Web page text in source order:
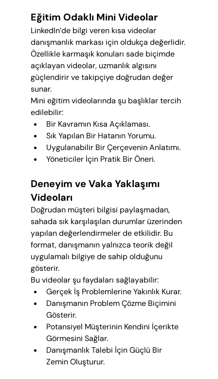
Eğitim Odaklı Mini Videolar
LinkedIn’de bilgi veren kısa videolar
danışmanlık markası için oldukça değerlidir.
Özellikle karmaşık konuları sade biçimde
açıklayan videolar, uzmanlık algısını
güçlendirir ve takipçiye doğrudan değer
sunar.
Mini eğitim videolarında şu başlıklar tercih
edilebilir:
Bir Kavramın Kısa Açıklaması.
Sık Yapılan Bir Hatanın Yorumu.
Uygulanabilir Bir Çerçevenin Anlatımı.
Yöneticiler İçin Pratik Bir Öneri.
Deneyim ve Vaka Yaklaşımı
Videoları
Doğrudan müşteri bilgisi paylaşmadan,
sahada sık karşılaşılan durumlar üzerinden
yapılan değerlendirmeler de etkilidir. Bu
format, danışmanın yalnızca teorik değil
uygulamalı bilgiye de sahip olduğunu
gösterir.
Bu videolar şu faydaları sağlayabilir:
Gerçek İş Problemlerine Yakınlık Kurar.
Danışmanın Problem Çözme Biçimini
Gösterir.
Potansiyel Müşterinin Kendini İçerikte
Görmesini Sağlar.
Danışmanlık Talebi İçin Güçlü Bir
Zemin Oluşturur.